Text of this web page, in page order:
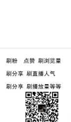
Facebook
TikTok